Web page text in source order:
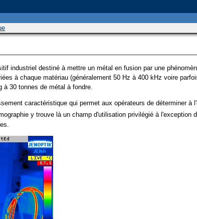
industriel destiné à mettre un métal en fusion par une
à chaque matériau (généralement 50 Hz à 400 kHz voire
à 30 tonnes de métal à fondre.
caractéristique qui permet aux opérateurs de déterminer
y trouve là un champ d'utilisation privilégié à